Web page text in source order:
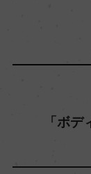
「ボ